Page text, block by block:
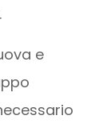
.
e